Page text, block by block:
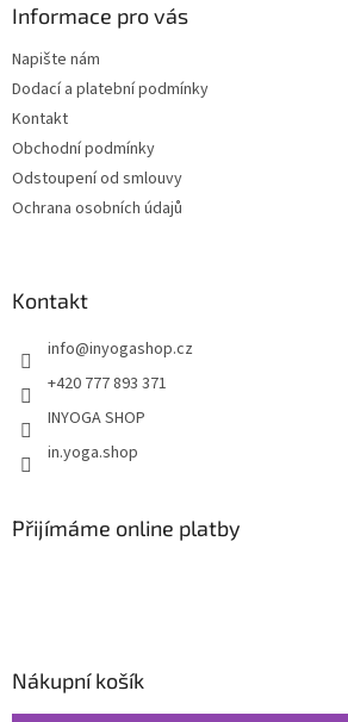
Informace pro vás
Napište nám
Dodací a platební podmínky
Kontakt
Obchodní podmínky
Odstoupení od smlouvy
Ochrana osobních údajů
Kontakt
info@inyogashop.cz
+420 777 893 371
INYOGA SHOP
in.yoga.shop
Přijímáme online platby
Nákupní košík